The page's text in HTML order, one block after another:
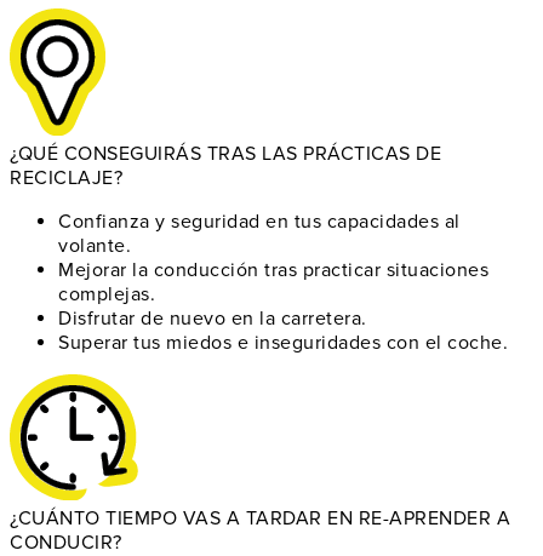
¿QUÉ CONSEGUIRÁS TRAS LAS PRÁCTICAS DE
RECICLAJE?
Confianza y seguridad en tus capacidades al
volante.
Mejorar la conducción tras practicar situaciones
complejas.
Disfrutar de nuevo en la carretera.
Superar tus miedos e inseguridades con el coche.
¿CUÁNTO TIEMPO VAS A TARDAR EN RE-APRENDER A
CONDUCIR?